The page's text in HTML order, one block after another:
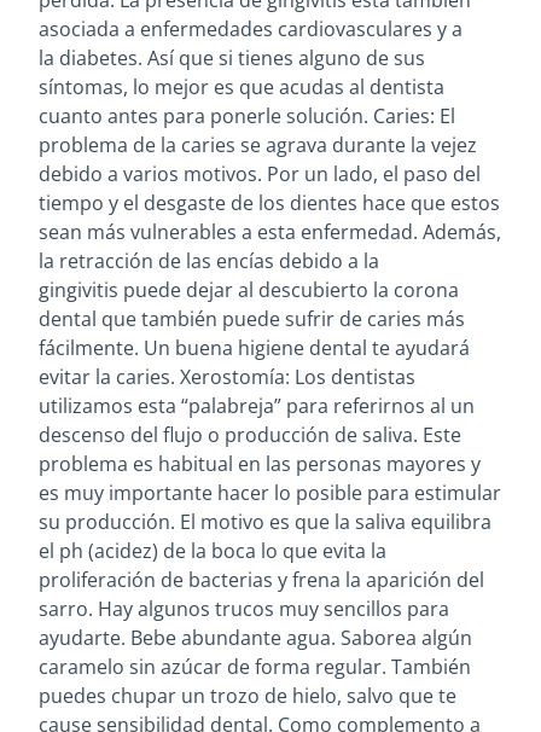
asociada a enfermedades cardiovasculares y a
la diabetes. Así que si tienes alguno de sus
síntomas, lo mejor es que acudas al dentista
cuanto antes para ponerle solución. Caries: El
problema de la caries se agrava durante la vejez
debido a varios motivos. Por un lado, el paso del
tiempo y el desgaste de los dientes hace que estos
sean más vulnerables a esta enfermedad. Además,
la retracción de las encías debido a la
gingivitis puede dejar al descubierto la corona
dental que también puede sufrir de caries más
fácilmente. Un buena higiene dental te ayudará
evitar la caries. Xerostomía: Los dentistas
utilizamos esta “palabreja” para referirnos al un
descenso del flujo o producción de saliva. Este
problema es habitual en las personas mayores y
es muy importante hacer lo posible para estimular
su producción. El motivo es que la saliva equilibra
el ph (acidez) de la boca lo que evita la
proliferación de bacterias y frena la aparición del
sarro. Hay algunos trucos muy sencillos para
ayudarte. Bebe abundante agua. Saborea algún
caramelo sin azúcar de forma regular. También
puedes chupar un trozo de hielo, salvo que te
cause sensibilidad dental. Como complemento a